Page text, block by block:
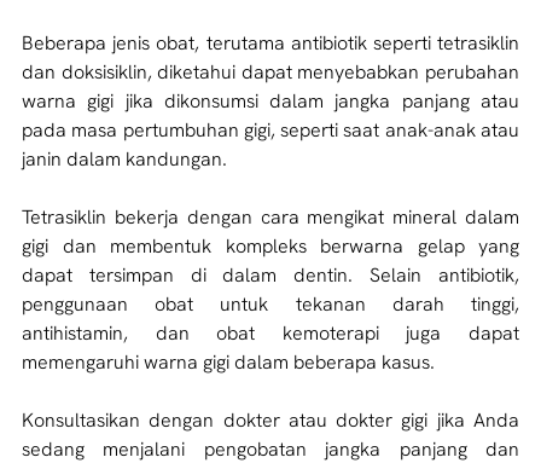
Beberapa jenis obat, terutama antibiotik seperti tetrasiklin
dan doksisiklin, diketahui dapat menyebabkan perubahan
warna gigi jika dikonsumsi dalam jangka panjang atau
pada masa pertumbuhan gigi, seperti saat anak-anak atau
janin dalam kandungan.
Tetrasiklin bekerja dengan cara mengikat mineral dalam
gigi dan membentuk kompleks berwarna gelap yang
dapat tersimpan di dalam dentin. Selain antibiotik,
penggunaan obat untuk tekanan darah tinggi,
antihistamin, dan obat kemoterapi juga dapat
memengaruhi warna gigi dalam beberapa kasus.
Konsultasikan dengan dokter atau dokter gigi jika Anda
sedang menjalani pengobatan jangka panjang dan